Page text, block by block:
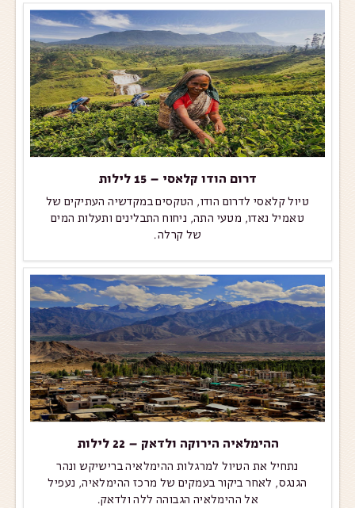
דרום הודו קלאסי – 15 לילות
טיול קלאסי לדרום הודו, הטקסים במקדשיה העתיקים של
טאמיל נאדו, מטעי התה, ניחוח התבלינים ותעלות המים
של קרלה.
ההימלאיה הירוקה ולדאק – 22 לילות
נתחיל את הטיול למרגלות ההימלאיה ברישיקש ונהר
הגנגס, לאחר ביקור בעמקים של מרכז ההימלאיה, נעפיל
אל ההימלאיה הגבוהה ללה ולדאק.